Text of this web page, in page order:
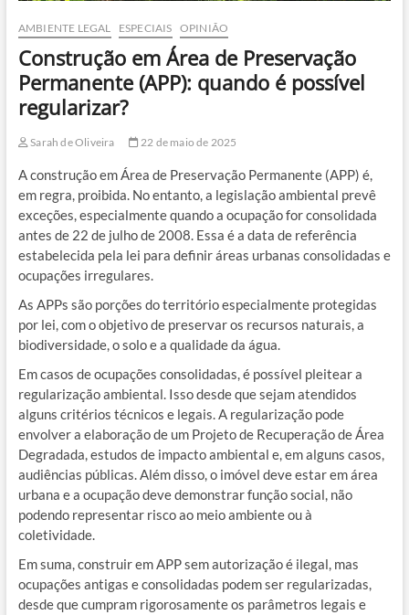
AMBIENTE LEGAL ESPECIAIS OPINIÃO
Construção em Área de Preservação
Permanente (APP): quando é possível
regularizar?
Sarah de Oliveira 22 de maio de 2025
A construção em Área de Preservação Permanente (APP) é,
em regra, proibida. No entanto, a legislação ambiental prevê
exceções, especialmente quando a ocupação for consolidada
antes de 22 de julho de 2008. Essa é a data de referência
estabelecida pela lei para definir áreas urbanas consolidadas e
ocupações irregulares.
As APPs são porções do território especialmente protegidas
por lei, com o objetivo de preservar os recursos naturais, a
biodiversidade, o solo e a qualidade da água.
Em casos de ocupações consolidadas, é possível pleitear a
regularização ambiental. Isso desde que sejam atendidos
alguns critérios técnicos e legais. A regularização pode
envolver a elaboração de um Projeto de Recuperação de Área
Degradada, estudos de impacto ambiental e, em alguns casos,
audiências públicas. Além disso, o imóvel deve estar em área
urbana e a ocupação deve demonstrar função social, não
podendo representar risco ao meio ambiente ou à
coletividade.
Em suma, construir em APP sem autorização é ilegal, mas
ocupações antigas e consolidadas podem ser regularizadas,
desde que cumpram rigorosamente os parâmetros legais e